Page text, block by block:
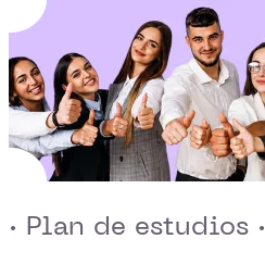
· Plan de estudios ·